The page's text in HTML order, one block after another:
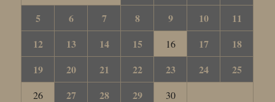
5
6 7 8 9 10
11
12
13 14 15 16 17
18
19
20 21 22 23 24 25
26 27 28 29
30